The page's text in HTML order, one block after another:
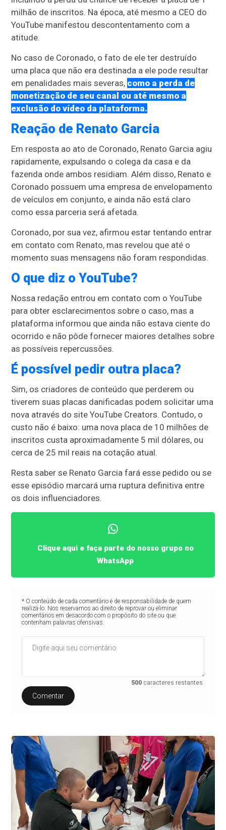
milhão de inscritos. Na época, até mesmo a CEO do
YouTube manifestou descontentamento com a
atitude.
No caso de Coronado, o fato de ele ter destruído
uma placa que não era destinada a ele pode resultar
em penalidades mais severas, como a perda de
monetização de seu canal ou até mesmo a
exclusão do vídeo da plataforma.
Reação de Renato Garcia
Em resposta ao ato de Coronado, Renato Garcia agiu
rapidamente, expulsando o colega da casa e da
fazenda onde ambos residiam. Além disso, Renato e
Coronado possuem uma empresa de envelopamento
de veículos em conjunto, e ainda não está claro
como essa parceria será afetada.
Coronado, por sua vez, afirmou estar tentando entrar
em contato com Renato, mas revelou que até o
momento suas mensagens não foram respondidas.
O que diz o YouTube?
Nossa redação entrou em contato com o YouTube
para obter esclarecimentos sobre o caso, mas a
plataforma informou que ainda não estava ciente do
ocorrido e não pôde fornecer maiores detalhes sobre
as possíveis repercussões.
É possível pedir outra placa?
Sim, os criadores de conteúdo que perderem ou
tiverem suas placas danificadas podem solicitar uma
nova através do site YouTube Creators. Contudo, o
custo não é baixo: uma nova placa de 10 milhões de
inscritos custa aproximadamente 5 mil dólares, ou
cerca de 25 mil reais na cotação atual.
Resta saber se Renato Garcia fará esse pedido ou se
esse episódio marcará uma ruptura definitiva entre
os dois influenciadores.
Clique aqui e faça parte do nosso grupo no
WhatsApp
* O conteúdo de cada comentário é de responsabilidade de quem
realizá-lo. Nos reservamos ao direito de reprovar ou eliminar
comentários em desacordo com o propósito do site ou que
contenham palavras ofensivas.
500 caracteres restantes.
Comentar